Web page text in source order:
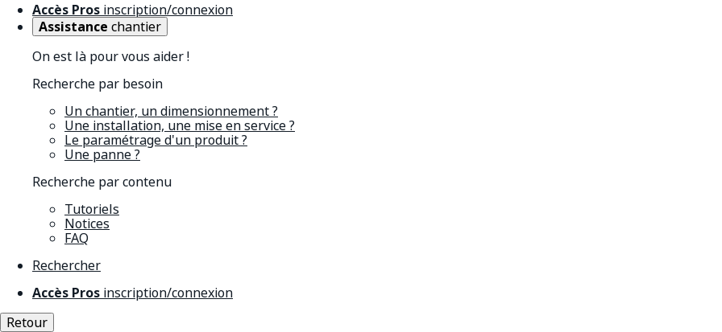
Accès Pros inscription/connexion
Assistance chantier
On est là pour vous aider !
Recherche par besoin
Un chantier, un dimensionnement ?
Une installation, une mise en service ?
Le paramétrage d'un produit ?
Une panne ?
Recherche par contenu
Tutoriels
Notices
FAQ
Rechercher
Accès Pros inscription/connexion
Retour